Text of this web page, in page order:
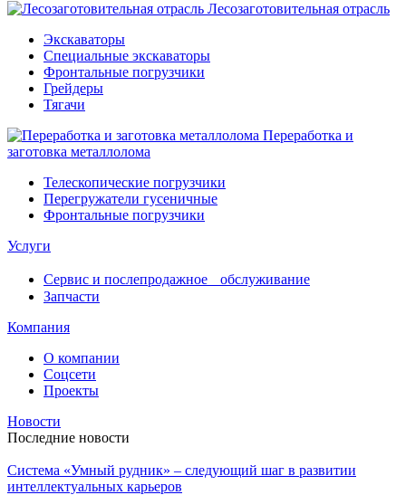
Лесозаготовительная отрасль
Экскаваторы
Специальные экскаваторы
Фронтальные погрузчики
Грейдеры
Тягачи
Переработка и
заготовка металлолома
Телескопические погрузчики
Перегружатели гусеничные
Фронтальные погрузчики
Услуги
Сервис и послепродажное обслуживание
Запчасти
Компания
О компании
Соцсети
Проекты
Новости
Последние новости
Система «Умный рудник» – следующий шаг в развитии
интеллектуальных карьеров